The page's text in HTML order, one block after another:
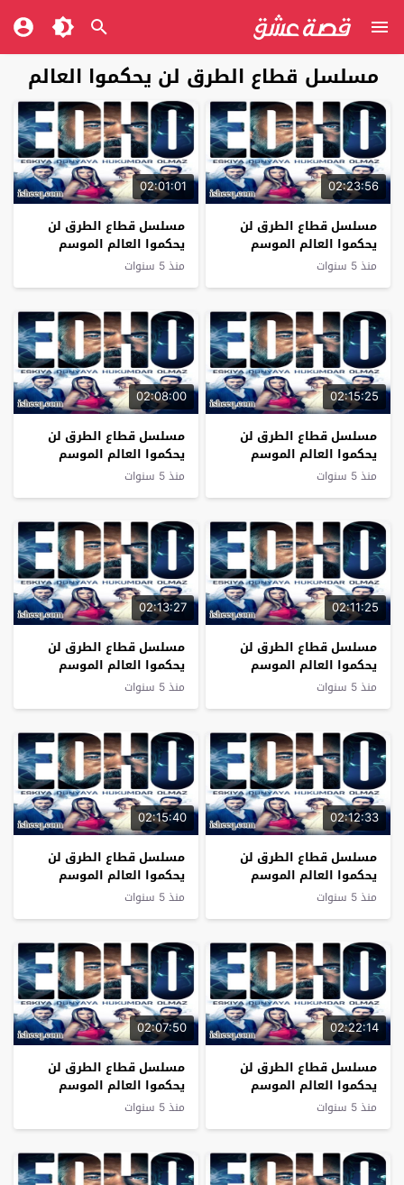
مسلسل قطاع الطرق لن يحكموا العالم
02:23:56
مسلسل قطاع الطرق لن
يحكموا العالم الموسم
منذ 5 سنوات
02:01:01
مسلسل قطاع الطرق لن
يحكموا العالم الموسم
السادس الحلقة 33
منذ 5 سنوات
02:15:25
مسلسل قطاع الطرق لن
يحكموا العالم الموسم
السادس الحلقة 32
منذ 5 سنوات
02:08:00
مسلسل قطاع الطرق لن
يحكموا العالم الموسم
السادس الحلقة 31
منذ 5 سنوات
02:11:25
مسلسل قطاع الطرق لن
يحكموا العالم الموسم
السادس الحلقة 30
منذ 5 سنوات
02:13:27
مسلسل قطاع الطرق لن
يحكموا العالم الموسم
السادس الحلقة 29
منذ 5 سنوات
02:12:33
مسلسل قطاع الطرق لن
يحكموا العالم الموسم
السادس الحلقة 28
منذ 5 سنوات
02:15:40
مسلسل قطاع الطرق لن
يحكموا العالم الموسم
السادس الحلقة 27
منذ 5 سنوات
02:22:14
مسلسل قطاع الطرق لن
يحكموا العالم الموسم
السادس الحلقة 26
منذ 5 سنوات
02:07:50
مسلسل قطاع الطرق لن
يحكموا العالم الموسم
السادس الحلقة 25
منذ 5 سنوات